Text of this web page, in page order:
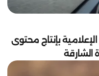
بإنتاج محتوى